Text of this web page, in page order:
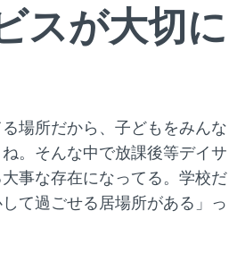
スが大切に
場所だから、子どもをみんな
。そんな中で放課後等デイサ
事な存在になってる。学校だ
て過ごせる居場所がある」っ